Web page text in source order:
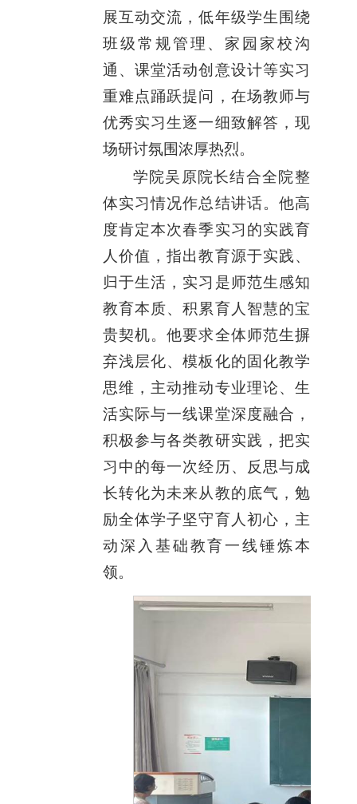
展互动交流，低年级学生围绕
班级常规管理、家园家校沟
通、课堂活动创意设计等实习
重难点踊跃提问，在场教师与
优秀实习生逐一细致解答，现
场研讨氛围浓厚热烈。
学院吴原院长结合全院整
体实习情况作总结讲话。他高
度肯定本次春季实习的实践育
人价值，指出教育源于实践、
归于生活，实习是师范生感知
教育本质、积累育人智慧的宝
贵契机。他要求全体师范生摒
弃浅层化、模板化的固化教学
思维，主动推动专业理论、生
活实际与一线课堂深度融合，
积极参与各类教研实践，把实
习中的每一次经历、反思与成
长转化为未来从教的底气，勉
励全体学子坚守育人初心，主
动深入基础教育一线锤炼本
领。